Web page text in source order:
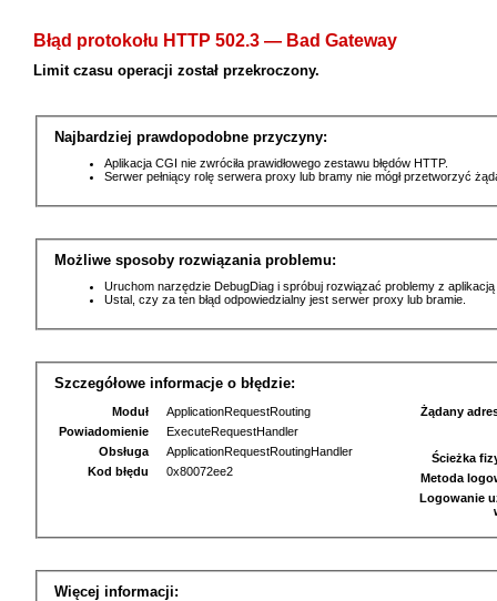
Błąd protokołu HTTP 502.3 — Bad Gateway
Limit czasu operacji został przekroczony.
Najbardziej prawdopodobne przyczyny:
Aplikacja CGI nie zwróciła prawidłowego zestawu błędów HTTP.
Serwer pełniący rolę serwera proxy lub bramy nie mógł przetworzyć
Możliwe sposoby rozwiązania problemu:
Uruchom narzędzie DebugDiag i spróbuj rozwiązać problemy z
Ustal, czy za ten błąd odpowiedzialny jest serwer proxy lub bramie.
Szczegółowe informacje o błędzie:
Moduł
ApplicationRequestRouting
Powiadomienie
ExecuteRequestHandler
Obsługa
ApplicationRequestRoutingHandler
Kod błędu
0x80072ee2
Żądany
Ścieżka
Metoda
Logowanie
Więcej informacji: